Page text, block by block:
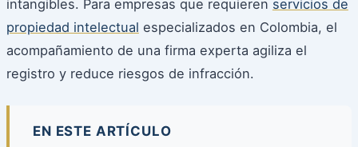
intangibles. Para empresas que requieren servicios de
propiedad intelectual especializados en Colombia, el
acompañamiento de una firma experta agiliza el
registro y reduce riesgos de infracción.
EN ESTE ARTÍCULO